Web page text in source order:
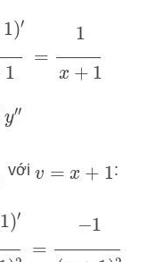
+1= 1
y″
vớiv =x +1 :
)2= 1)2